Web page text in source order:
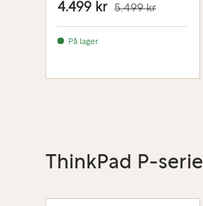
4.499 kr 5.499 kr
På lager
ThinkPad P-serie